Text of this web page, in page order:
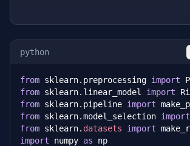
python
from sklearn.preprocessing import
from sklearn.linear_model import
from sklearn.pipeline import
from sklearn.model_selection import
from sklearn. datasets import
import numpy as np